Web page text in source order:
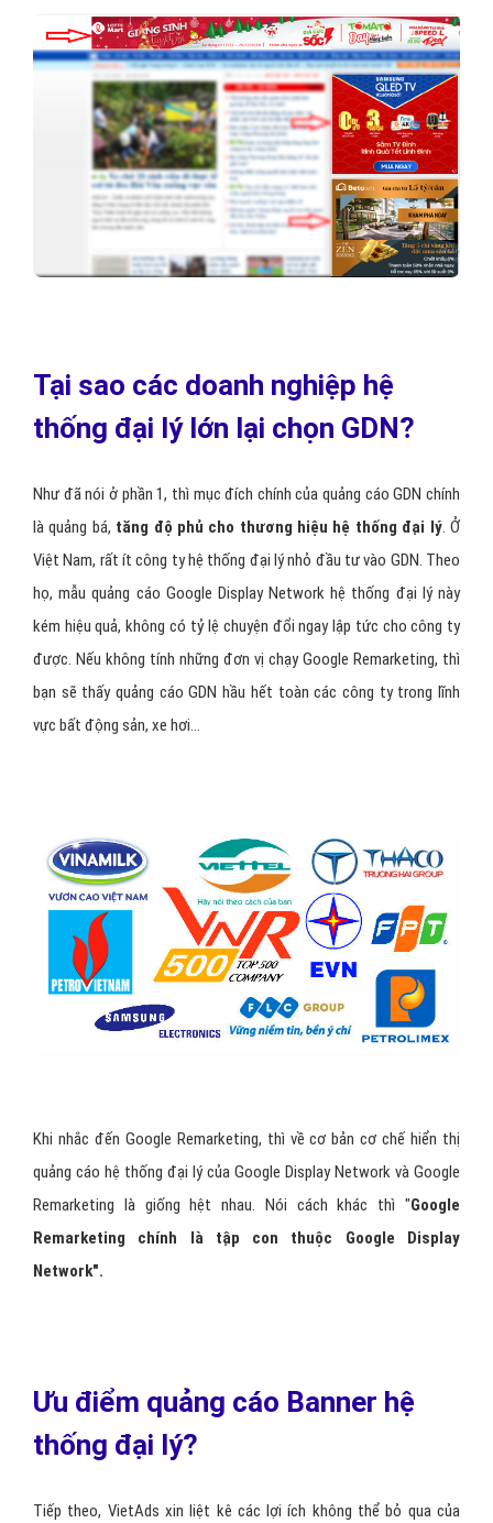
Tại sao các doanh nghiệp hệ
thống đại lý lớn lại chọn GDN?
Như đã nói ở phần 1, thì mục đích chính của quảng cáo GDN chính
là quảng bá, tăng độ phủ cho thương hiệu hệ thống đại lý. Ở
Việt Nam, rất ít công ty hệ thống đại lý nhỏ đầu tư vào GDN. Theo
họ, mẫu quảng cáo Google Display Network hệ thống đại lý này
kém hiệu quả, không có tỷ lệ chuyện đổi ngay lập tức cho công ty
được. Nếu không tính những đơn vị chạy Google Remarketing, thì
bạn sẽ thấy quảng cáo GDN hầu hết toàn các công ty trong lĩnh
vực bất động sản, xe hơi...
Khi nhắc đến Google Remarketing, thì về cơ bản cơ chế hiển thị
quảng cáo hệ thống đại lý của Google Display Network và Google
Remarketing là giống hệt nhau. Nói cách khác thì "Google
Remarketing chính là tập con thuộc Google Display
Network".
Ưu điểm quảng cáo Banner hệ
thống đại lý?
Tiếp theo, VietAds xin liệt kê các lợi ích không thể bỏ qua của